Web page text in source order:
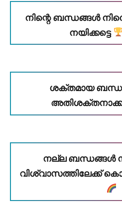
നിന്റെ ബന്ധങ്ങൾ
നയിക്കട്ടെ
ശക്തമായ
നല്ല ബന്ധങ്ങൾ
വിശ്വാസത്തിലേക്ക്